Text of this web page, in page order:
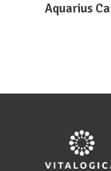
Aquarius